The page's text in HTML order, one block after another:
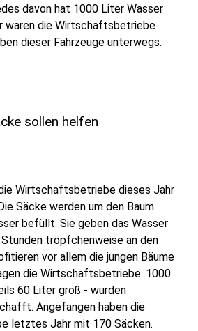
davon hat 1000 Liter Wasser
waren die Wirtschaftsbetriebe
dieser Fahrzeuge unterwegs.
sollen helfen
Wirtschaftsbetriebe dieses Jahr
Säcke werden um den Baum
befüllt. Sie geben das Wasser
tröpfchenweise an den
vor allem die jungen Bäume
die Wirtschaftsbetriebe. 1000
60 Liter groß - wurden
Angefangen haben die
letztes Jahr mit 170 Säcken.